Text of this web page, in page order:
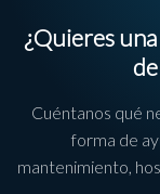
¿Quieres
Cuéntanos qué
forma de
mantenimiento,